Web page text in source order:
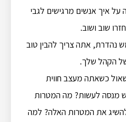
איך אנשים מרגישים לגבי
שוב ושוב.
נהדרת, אתה צריך להבין טוב
הקהל שלך.
כשאתה מעצב חווית
לעשות? מה המטרות
את המטרות האלה? למה